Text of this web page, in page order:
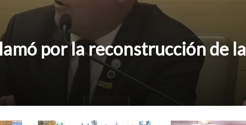
por la reconstrucción de la